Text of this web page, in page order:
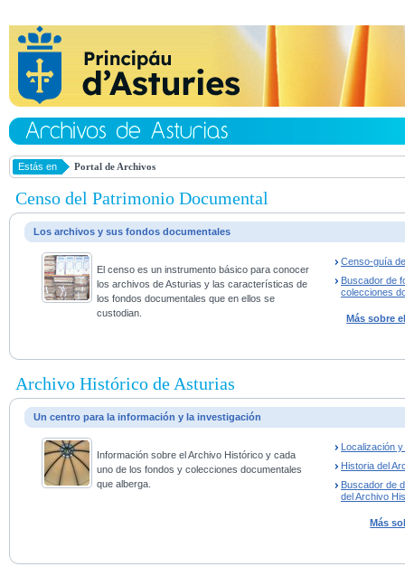
Estás en Portal de Archivos
Censo del Patrimonio Documental
Los archivos y sus fondos documentales
El censo es un instrumento básico para conocer
los archivos de Asturias y las características de
los fondos documentales que en ellos se
custodian.
Censo-guía
Buscador de
colecciones
Más sobre
Archivo Histórico de Asturias
Un centro para la información y la investigación
Información sobre el Archivo Histórico y cada
uno de los fondos y colecciones documentales
que alberga.
Localización
Historia del
Buscador de
del Archivo
Más